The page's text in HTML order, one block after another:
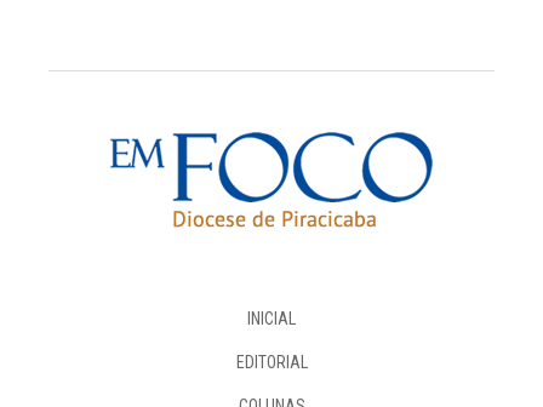
INICIAL
EDITORIAL